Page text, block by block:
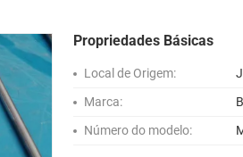
Propriedades Básicas
Local de Origem:
Marca:
Número do modelo: